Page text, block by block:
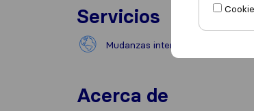
Servicios
Mudanzas internacionales
Acerca de